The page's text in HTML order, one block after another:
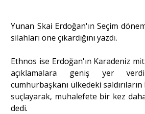
Yunan Skai Erdoğan'ın Seçim
silahları öne çıkardığını yazdı.
Ethnos ise Erdoğan'ın Karadeniz
açıklamalara geniş yer
cumhurbaşkanı ülkedeki
suçlayarak, muhalefete bir kez
dedi.